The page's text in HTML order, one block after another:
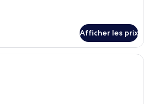
Afficher les prix